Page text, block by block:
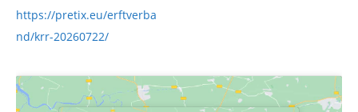
https://pretix.eu/erftverba
nd/krr-20260722/